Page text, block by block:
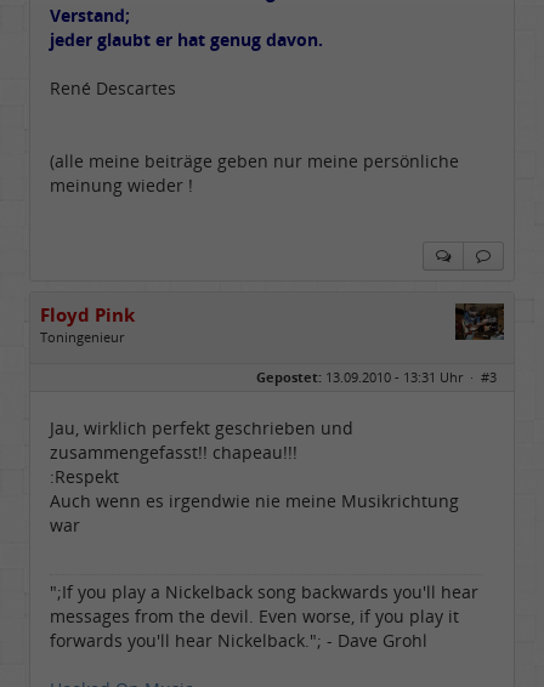
Verstand;
jeder glaubt er hat genug davon.
René Descartes
(alle meine beiträge geben nur meine persönliche
meinung wieder !
Floyd Pink
Toningenieur
Gepostet: 13.09.2010 - 13:31 Uhr · #3
Jau, wirklich perfekt geschrieben und
zusammengefasst!! chapeau!!!
:Respekt
Auch wenn es irgendwie nie meine Musikrichtung
war
";If you play a Nickelback song backwards you'll hear
messages from the devil. Even worse, if you play it
forwards you'll hear Nickelback."; - Dave Grohl